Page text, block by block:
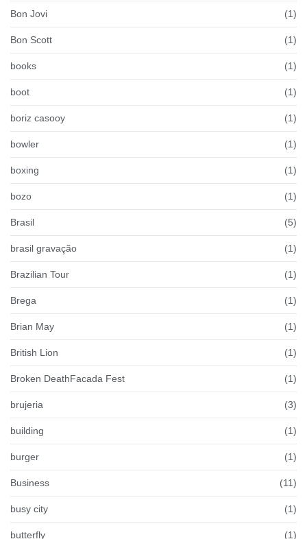
Bon Jovi (1)
Bon Scott (1)
books (1)
boot (1)
boriz casooy (1)
bowler (1)
boxing (1)
bozo (1)
Brasil (5)
brasil gravação (1)
Brazilian Tour (1)
Brega (1)
Brian May (1)
British Lion (1)
Broken DeathFacada Fest (1)
brujeria (3)
building (1)
burger (1)
Business (11)
busy city (1)
butterfly (1)